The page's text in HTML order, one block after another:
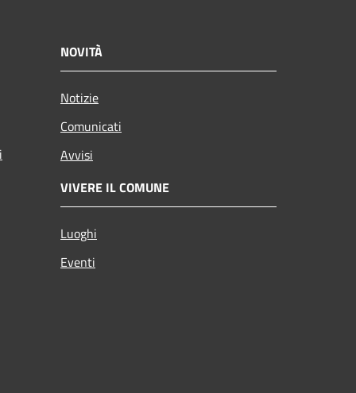
NOVITÀ
Notizie
Comunicati
Avvisi
VIVERE IL COMUNE
Luoghi
Eventi